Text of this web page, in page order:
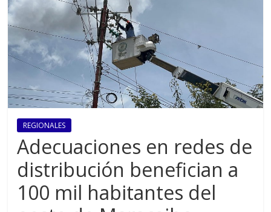
REGIONALES
Adecuaciones en redes de
distribución benefician a
100 mil habitantes del